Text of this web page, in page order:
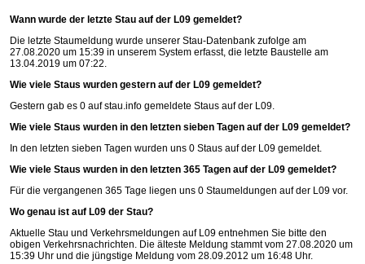
Wann wurde der letzte Stau auf der L09 gemeldet?
Die letzte Staumeldung wurde unserer Stau-Datenbank zufolge am
27.08.2020 um 15:39 in unserem System erfasst, die letzte Baustelle am
13.04.2019 um 07:22.
Wie viele Staus wurden gestern auf der L09 gemeldet?
Gestern gab es 0 aufstau.info gemeldete Staus auf der L09.
Wie viele Staus wurden in den letzten sieben Tagen auf der L09 gemeldet?
In den letzten sieben Tagen wurden uns 0 Staus auf der L09 gemeldet.
Wie viele Staus wurden in den letzten 365 Tagen auf der L09 gemeldet?
Für die vergangenen 365 Tage liegen uns 0 Staumeldungen auf der L09 vor.
Wo genau ist auf L09 der Stau?
Aktuelle Stau und Verkehrsmeldungen auf L09 entnehmen Sie bitte den
obigen Verkehrsnachrichten. Die älteste Meldung stammt vom 27.08.2020 um
15:39 Uhr und die jüngstige Meldung vom 28.09.2012 um 16:48 Uhr.